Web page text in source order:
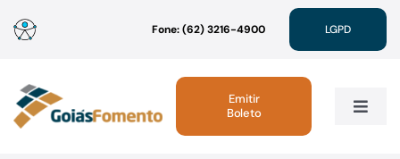
para
conteúdo
Fone: (62) 3216-4900 LGPD
Toggle
Emitir
Boleto